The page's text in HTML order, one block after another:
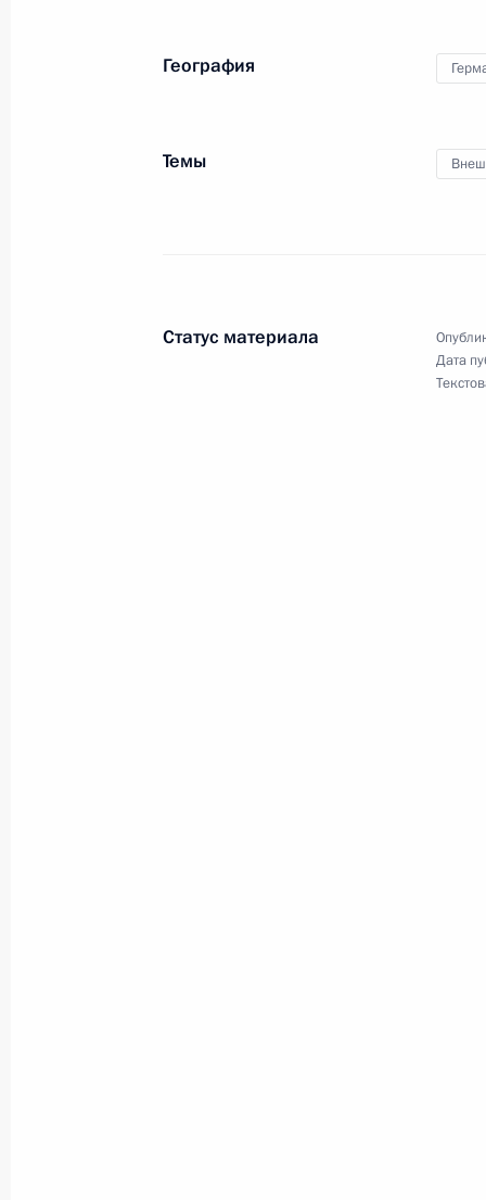
Телефонный разговор с
20 октября 2016 года, 02:20
География
Темы
Статус материала
Дата